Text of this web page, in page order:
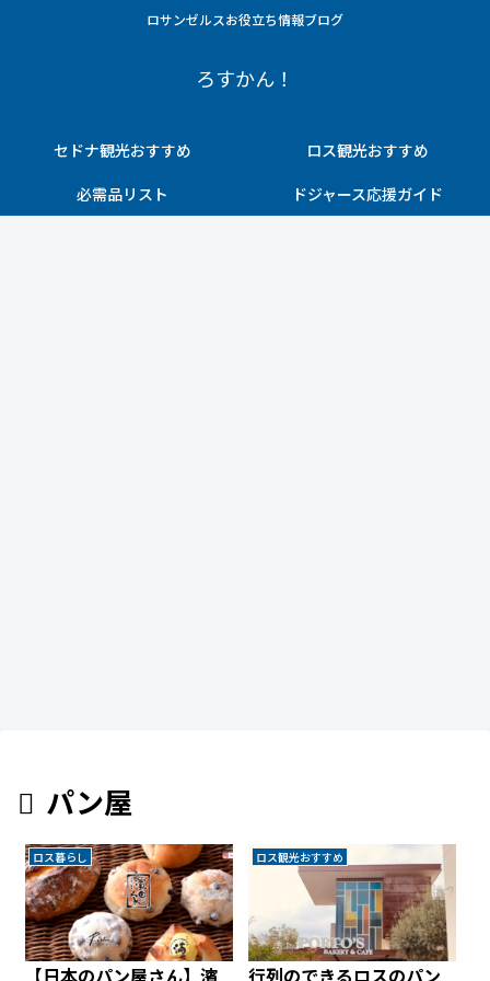
ロサンゼルスお役立ち情報ブログ
ろすかん！
セドナ観光おすすめ
ロス観光おすすめ
必需品リスト
ドジャース応援ガイド
パン屋
ロス暮らし ロス観光おすすめ